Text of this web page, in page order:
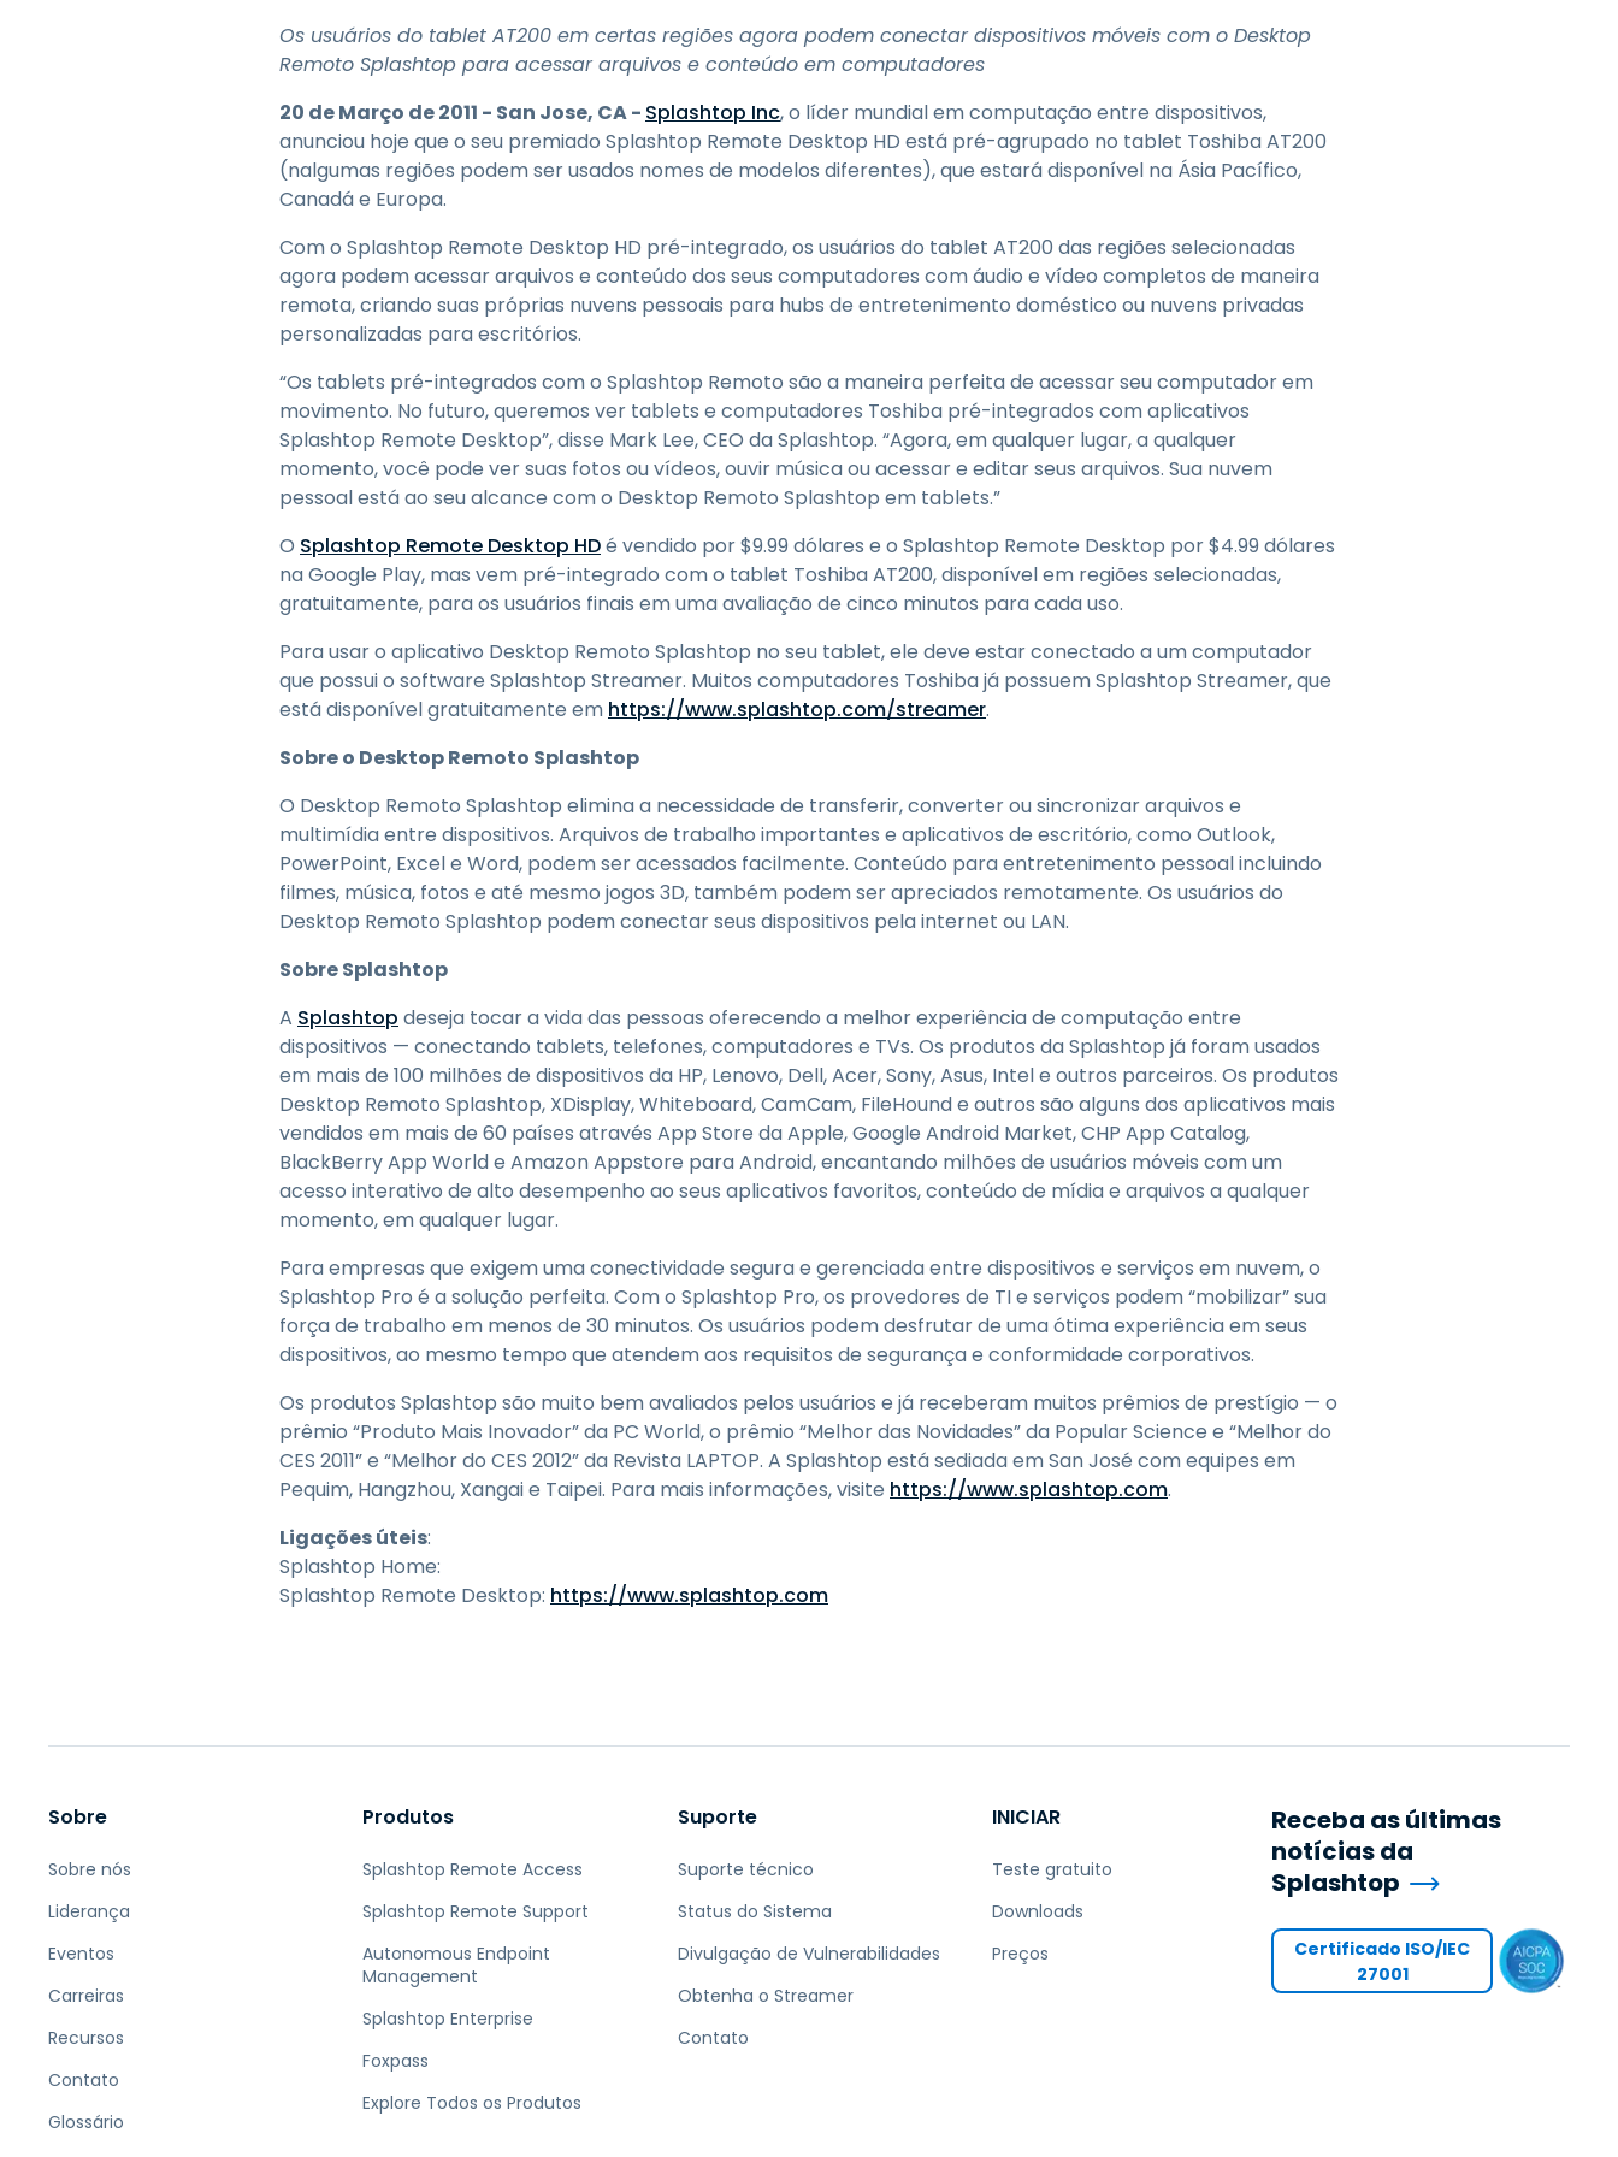
Acesso Remoto via
RDP/SSH/VNC
Trabalho à Distância com
a Wacom
Laboratórios Remotos
Explore Todas as
Necessidades
Explore todas as
indústrias
Bahasa
Os usuários do tablet AT200 em certas regiões agora podem conectar dispositivos móveis com o Desktop
Remoto Splashtop para acessar arquivos e conteúdo em computadores
20 de Março de 2011 - San Jose, CA - Splashtop Inc, o líder mundial em computação entre dispositivos,
anunciou hoje que o seu premiado Splashtop Remote Desktop HD está pré-agrupado no tablet Toshiba AT200
(nalgumas regiões podem ser usados nomes de modelos diferentes), que estará disponível na Ásia Pacífico,
Canadá e Europa.
Com o Splashtop Remote Desktop HD pré-integrado, os usuários do tablet AT200 das regiões selecionadas
agora podem acessar arquivos e conteúdo dos seus computadores com áudio e vídeo completos de maneira
remota, criando suas próprias nuvens pessoais para hubs de entretenimento doméstico ou nuvens privadas
personalizadas para escritórios.
“Os tablets pré-integrados com o Splashtop Remoto são a maneira perfeita de acessar seu computador em
movimento. No futuro, queremos ver tablets e computadores Toshiba pré-integrados com aplicativos
Splashtop Remote Desktop”, disse Mark Lee, CEO da Splashtop. “Agora, em qualquer lugar, a qualquer
momento, você pode ver suas fotos ou vídeos, ouvir música ou acessar e editar seus arquivos. Sua nuvem
pessoal está ao seu alcance com o Desktop Remoto Splashtop em tablets.”
O Splashtop Remote Desktop HDé vendido por $9.99 dólares e o Splashtop Remote Desktop por $4.99 dólares
na Google Play, mas vem pré-integrado com o tablet Toshiba AT200, disponível em regiões selecionadas,
gratuitamente, para os usuários finais em uma avaliação de cinco minutos para cada uso.
Para usar o aplicativo Desktop Remoto Splashtop no seu tablet, ele deve estar conectado a um computador
que possui o software Splashtop Streamer. Muitos computadores Toshiba já possuem Splashtop Streamer, que
está disponível gratuitamente em https://www.splashtop.com/streamer.
Sobre o Desktop Remoto Splashtop
O Desktop Remoto Splashtop elimina a necessidade de transferir, converter ou sincronizar arquivos e
multimídia entre dispositivos. Arquivos de trabalho importantes e aplicativos de escritório, como Outlook,
PowerPoint, Excel e Word, podem ser acessados facilmente. Conteúdo para entretenimento pessoal incluindo
filmes, música, fotos e até mesmo jogos 3D, também podem ser apreciados remotamente. Os usuários do
Desktop Remoto Splashtop podem conectar seus dispositivos pela internet ou LAN.
Sobre Splashtop
A Splashtop deseja tocar a vida das pessoas oferecendo a melhor experiência de computação entre
dispositivos — conectando tablets, telefones, computadores e TVs. Os produtos da Splashtop já foram usados
em mais de 100 milhões de dispositivos da HP, Lenovo, Dell, Acer, Sony, Asus, Intel e outros parceiros. Os produtos
Desktop Remoto Splashtop, XDisplay, Whiteboard, CamCam, FileHound e outros são alguns dos aplicativos mais
vendidos em mais de 60 países através App Store da Apple, Google Android Market, CHP App Catalog,
BlackBerry App World e Amazon Appstore para Android, encantando milhões de usuários móveis com um
acesso interativo de alto desempenho ao seus aplicativos favoritos, conteúdo de mídia e arquivos a qualquer
momento, em qualquer lugar.
Para empresas que exigem uma conectividade segura e gerenciada entre dispositivos e serviços em nuvem, o
Splashtop Pro é a solução perfeita. Com o Splashtop Pro, os provedores de TI e serviços podem “mobilizar” sua
força de trabalho em menos de 30 minutos. Os usuários podem desfrutar de uma ótima experiência em seus
dispositivos, ao mesmo tempo que atendem aos requisitos de segurança e conformidade corporativos.
Os produtos Splashtop são muito bem avaliados pelos usuários e já receberam muitos prêmios de prestígio — o
prêmio “Produto Mais Inovador” da PC World, o prêmio “Melhor das Novidades” da Popular Science e “Melhor do
CES 2011” e “Melhor do CES 2012” da Revista LAPTOP. A Splashtop está sediada em San José com equipes em
Pequim, Hangzhou, Xangai e Taipei. Para mais informações, visite https://www.splashtop.com.
Ligações úteis:
Splashtop Home:
Splashtop Remote Desktop: https://www.splashtop.com
Sobre
Sobre nós
Liderança
Eventos
Carreiras
Recursos
Contato
Glossário
Produtos
Splashtop Remote Access
Splashtop Remote Support
Autonomous Endpoint
Management
Splashtop Enterprise
Foxpass
Explore Todos os Produtos
Suporte
Suporte técnico
Status do Sistema
Divulgação de Vulnerabilidades
Obtenha o Streamer
Contato
INICIAR
Teste gratuito
Downloads
Preços
Receba as últimas
notícias da
Splashtop
Certificado ISO/IEC
27001